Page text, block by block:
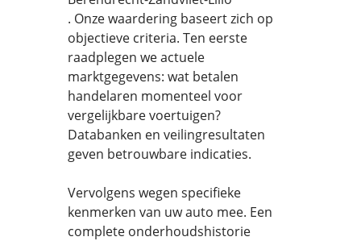
. Onze waardering baseert zich op
objectieve criteria. Ten eerste
raadplegen we actuele
marktgegevens: wat betalen
handelaren momenteel voor
vergelijkbare voertuigen?
Databanken en veilingresultaten
geven betrouwbare indicaties.
Vervolgens wegen specifieke
kenmerken van uw auto mee. Een
complete onderhoudshistorie